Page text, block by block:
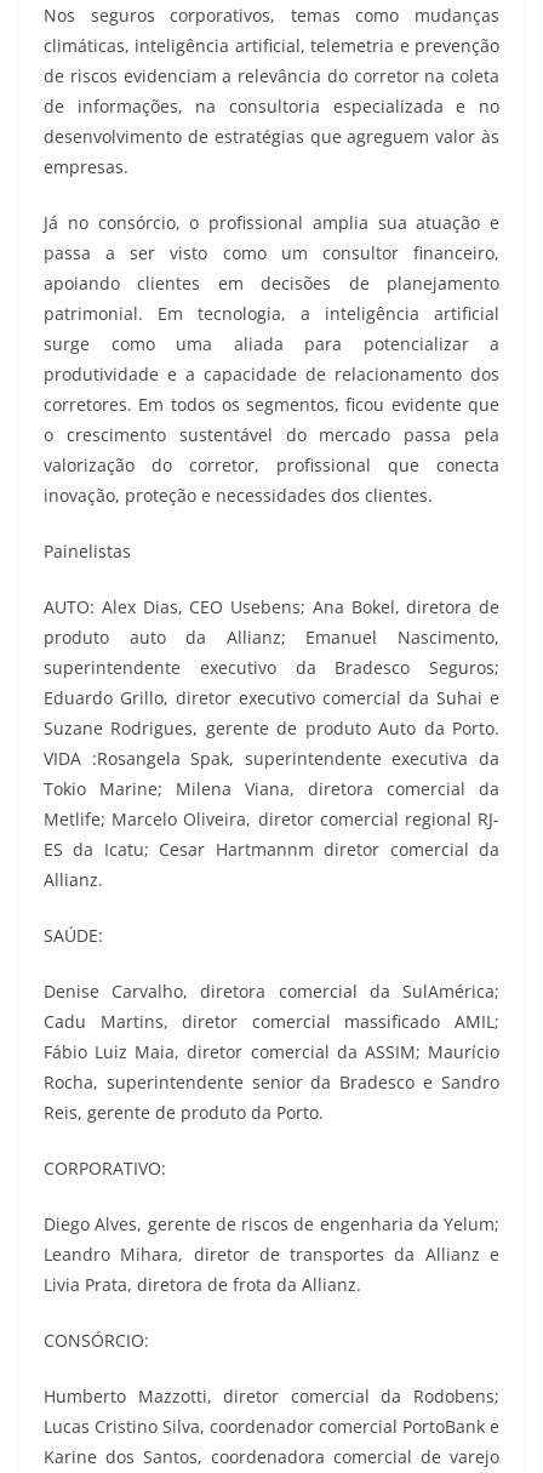
Nos seguros corporativos, temas como mudanças
climáticas, inteligência artificial, telemetria e prevenção
de riscos evidenciam a relevância do corretor na coleta
de informações, na consultoria especializada e no
desenvolvimento de estratégias que agreguem valor às
empresas.
Já no consórcio, o profissional amplia sua atuação e
passa a ser visto como um consultor financeiro,
apoiando clientes em decisões de planejamento
patrimonial. Em tecnologia, a inteligência artificial
surge como uma aliada para potencializar a
produtividade e a capacidade de relacionamento dos
corretores. Em todos os segmentos, ficou evidente que
o crescimento sustentável do mercado passa pela
valorização do corretor, profissional que conecta
inovação, proteção e necessidades dos clientes.
Painelistas
AUTO: Alex Dias, CEO Usebens; Ana Bokel, diretora de
produto auto da Allianz; Emanuel Nascimento,
superintendente executivo da Bradesco Seguros;
Eduardo Grillo, diretor executivo comercial da Suhai e
Suzane Rodrigues, gerente de produto Auto da Porto.
VIDA :Rosangela Spak, superintendente executiva da
Tokio Marine; Milena Viana, diretora comercial da
Metlife; Marcelo Oliveira, diretor comercial regional RJ-
ES da Icatu; Cesar Hartmannm diretor comercial da
Allianz.
SAÚDE:
Denise Carvalho, diretora comercial da SulAmérica;
Cadu Martins, diretor comercial massificado AMIL;
Fábio Luiz Maia, diretor comercial da ASSIM; Maurício
Rocha, superintendente senior da Bradesco e Sandro
Reis, gerente de produto da Porto.
CORPORATIVO:
Diego Alves, gerente de riscos de engenharia da Yelum;
Leandro Mihara, diretor de transportes da Allianz e
Livia Prata, diretora de frota da Allianz.
CONSÓRCIO:
Humberto Mazzotti, diretor comercial da Rodobens;
Lucas Cristino Silva, coordenador comercial PortoBank e
Karine dos Santos, coordenadora comercial de varejo